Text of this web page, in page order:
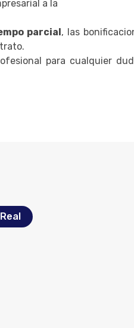
a la
parcial , las
para cualquier